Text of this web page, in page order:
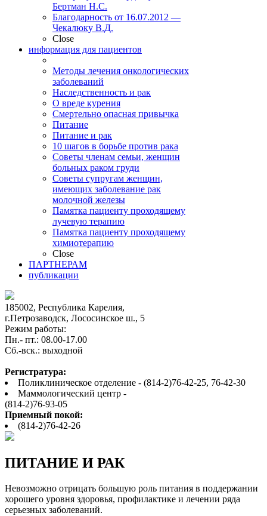
Бертман Н.С.
Благодарность от 16.07.2012 —
Чекалюку В.Д.
Close
информация для пациентов
Методы лечения онкологических
заболеваний
Наследственность и рак
О вреде курения
Смертельно опасная привычка
Питание
Питание и рак
10 шагов в борьбе против рака
Советы членам семьи, женщин
больных раком груди
Советы супругам женщин,
имеющих заболевание рак
молочной железы
Памятка пациенту проходящему
лучевую терапию
Памятка пациенту проходящему
химиотерапию
Close
ПАРТНЕРАМ
публикации
185002, Республика Карелия,
г.Петрозаводск, Лососинское ш., 5
Режим работы:
Пн.- пт.: 08.00-17.00
Cб.-вск.: выходной
Регистратура:
Поликлиническое отделение - (814-2)76-42-25, 76-42-30
Маммологический центр -
(814-2)76-93-05
Приемный покой:
(814-2)76-42-26
ПИТАНИЕ И РАК
Невозможно отрицать большую роль питания в поддержании
хорошего уровня здоровья, профилактике и лечении ряда
серьезных заболеваний.